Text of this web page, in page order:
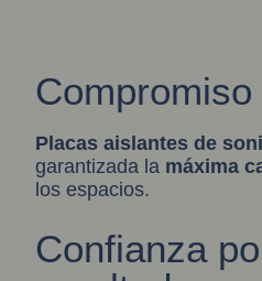
Compromiso
Placas aislantes de
garantizada la máxima
los espacios.
Confianza